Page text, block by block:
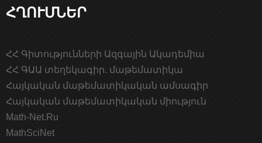
ՀՂՈՒՄՆԵՐ
ՀՀ Գիտությունների Ազգային Ակադեմիա
ՀՀ ԳԱԱ տեղեկագիր. մաթեմատիկա
Հայկական մաթեմատիկական ամսագիր
Հայկական մաթեմատիկական միություն
Math-Net.Ru
MathSciNet